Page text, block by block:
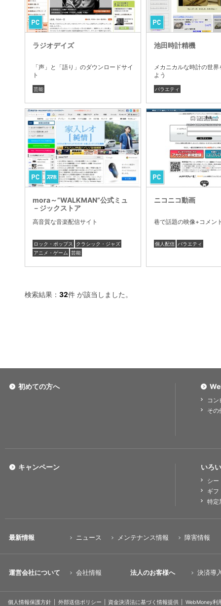
ラジオデイズ
「声」と「語り」のダウンロードサイ
ト
芸能
池田時計精機
メカニカルな時計の世
よう
バラエティ
mora～”WALKMAN”公式ミュ
－ジックストア
高音質な音楽配信サイト
ロック・ポップス
クラシック・ジャズ
アニメ・ゲーム 芸能
ニコニコ動画
巷で話題の映像+コメン
個人配信 バラエティ
検索結果： 32件 が該当しました。
初めての方へ
コ
その
いろ
シー
ギフ
特定
キャンペーン
最新情報 ニュース メンテナンス情報 障害情報
運営会社について 会社情報 法人のお客様へ 決済導
個人情報保護方針 外部送信ポリシー 資金決済法に基づく情報提供
WebMoney利